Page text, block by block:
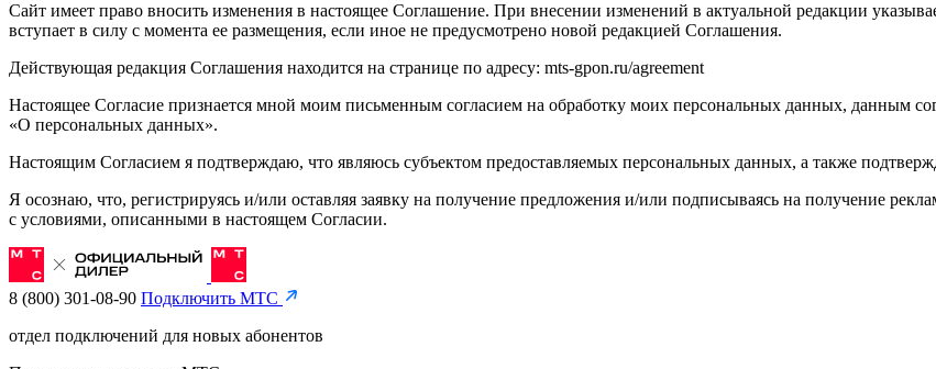
Сайт имеет право вносить изменения в настоящее Соглашение. При внесении изменений в актуальной редакции
вступает в силу с момента ее размещения, если иное не предусмотрено новой редакцией Соглашения.
Действующая редакция Соглашения находится на странице по адресу: mts-gpon.ru/agreement
Настоящее Согласие признается мной моим письменным согласием на обработку моих персональных данных, данным
«О персональных данных».
Настоящим Согласием я подтверждаю, что являюсь субъектом предоставляемых персональных данных, а также
Я осознаю, что, регистрируясь и/или оставляя заявку на получение предложения и/или подписываясь на получение
с условиями, описанными в настоящем Согласии.
8 (800) 301-08-90 Подключить МТС
отдел подключений для новых абонентов